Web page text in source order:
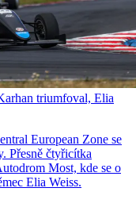
triumfoval, Elia
European Zone se
Přesně čtyřicítka
Most, kde se o
Elia Weiss.